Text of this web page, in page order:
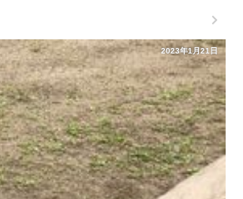
2023年1月21日